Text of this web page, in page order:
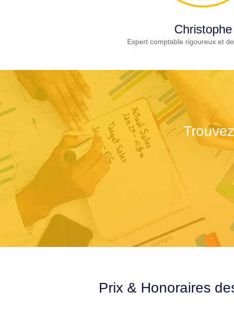
Christophe
Expert comptable rigoureux et
Prix & Honoraires